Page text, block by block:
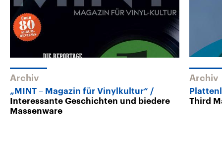
Archiv
„MINT – Magazin für Vinylkultur“
Interessante Geschichten und biedere
Massenware
Archiv
Third